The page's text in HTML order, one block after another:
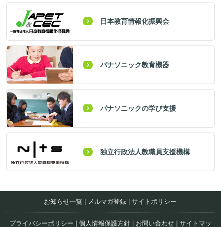
日本教育情報化振興会
パナソニック教育機器
パナソニックの学び支援
独立行政法人教職員支援機構
お知らせ一覧 メルマガ登録 |サイトポリシー
プライバシーポリシー 個人情報保護方針| お問い合わせ| サイトマッ